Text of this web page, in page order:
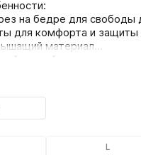
на бедре для свободы
для комфорта и защиты
материал
крой
L